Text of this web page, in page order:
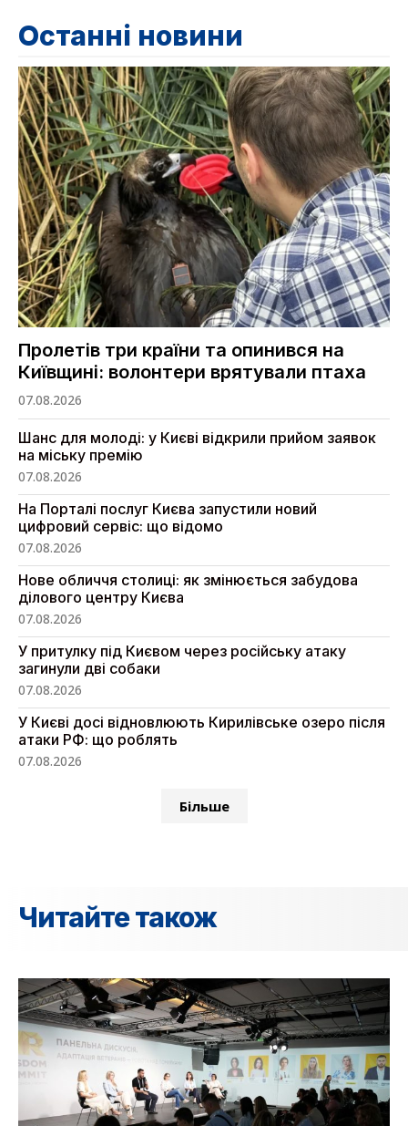
Останні новини
Пролетів три країни та опинився на
Київщині: волонтери врятували птаха
07.08.2026
Шанс для молоді: у Києві відкрили прийом заявок
на міську премію
07.08.2026
На Порталі послуг Києва запустили новий
цифровий сервіс: що відомо
07.08.2026
Нове обличчя столиці: як змінюється забудова
ділового центру Києва
07.08.2026
У притулку під Києвом через російську атаку
загинули дві собаки
07.08.2026
У Києві досі відновлюють Кирилівське озеро після
атаки РФ: що роблять
07.08.2026
Більше
Читайте також